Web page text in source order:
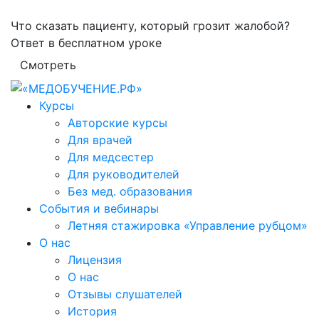
Что сказать пациенту, который грозит жалобой?
Ответ в бесплатном уроке
Смотреть
Курсы
Авторские курсы
Для врачей
Для медсестер
Для руководителей
Без мед. образования
События и вебинары
Летняя стажировка «Управление рубцом»
О нас
Лицензия
О нас
Отзывы слушателей
История